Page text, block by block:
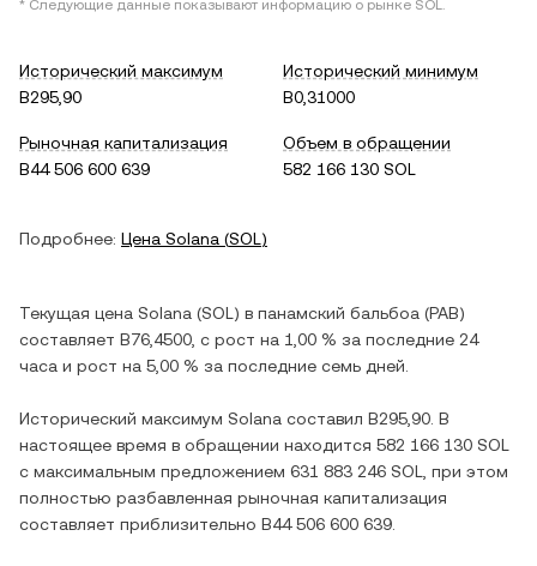
* Следующие данные показывают информацию о рынке SOL.
Исторический максимум
B295,90
Исторический минимум
B0,31000
Рыночная капитализация
B44 506 600 639
Объем в обращении
582 166 130 SOL
Подробнее: Цена Solana (SOL)
Текущая цена Solana (SOL ) в панамский бальбоа (PAB)
составляет B76,4500 , c рост на 1,00 % за последние 24
часа и рост на 5,00 % за последние семь дней.
Исторический максимум Solana составил B295,90 . В
настоящее время в обращении находится 582 166 130 SOL
с максимальным предложением 631 883 246 SOL
, при этом
полностью разбавленная рыночная капитализация
составляет приблизительно B44 506 600 639